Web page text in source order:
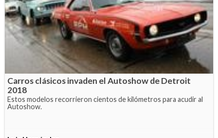
Carros clásicos invaden el Autoshow de Detroit
2018
Estos modelos recorrieron cientos de kilómetros para acudir al
Autoshow.